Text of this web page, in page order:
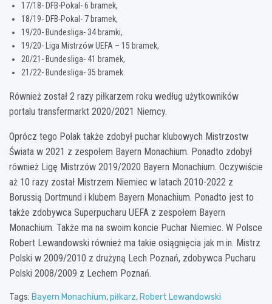
17/18- DFB-Pokal- 6 bramek,
18/19- DFB-Pokal- 7 bramek,
19/20- Bundesliga- 34 bramki,
19/20- Liga Mistrzów UEFA – 15 bramek,
20/21- Bundesliga- 41 bramek,
21/22- Bundesliga- 35 bramek.
Również został 2 razy piłkarzem roku według użytkowników
portalu transfermarkt 2020/2021 Niemcy.
Oprócz tego Polak także zdobył puchar klubowych Mistrzostw
Świata w 2021 z zespołem Bayern Monachium. Ponadto zdobył
również Ligę Mistrzów 2019/2020 Bayern Monachium. Oczywiście
aż 10 razy został Mistrzem Niemiec w latach 2010-2022 z
Borussią Dortmund i klubem Bayern Monachium. Ponadto jest to
także zdobywca Superpucharu UEFA z zespołem Bayern
Monachium. Także ma na swoim koncie Puchar Niemiec. W Polsce
Robert Lewandowski również ma takie osiągnięcia jak m.in. Mistrz
Polski w 2009/2010 z drużyną Lech Poznań, zdobywca Pucharu
Polski 2008/2009 z Lechem Poznań.
Tags: Bayern Monachium,piłkarz, Robert Lewandowski